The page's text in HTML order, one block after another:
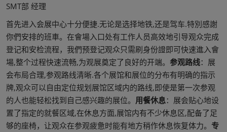
SMT部 经理
首先进入会展中心十分便捷.无论是选择地铁,还是驾车.特別感謝
你們安排的班車。在會場入口处有工作人员高效地引导观众完成
登记和安检流程，我們预登记观众只需刷身份證即可快速進入會
場,整个过程快速流畅,为观展奠定了良好的开端。 参观路线：展
会布局合理,参观路线清晰.各个展馆和展位的分布有明确的指示
牌,观众可以自由定位规划展馆区域内的路线,即使是第一次参观
的人也能轻松找到自己感兴趣的展位。 用餐休息 ：展会贴心地设
置了指定的就餐区域,在休息方面,展馆内有不少休息区,配备了足
够的座椅，让观众在参观疲惫时能有地方稍作休息恢复体力。 专